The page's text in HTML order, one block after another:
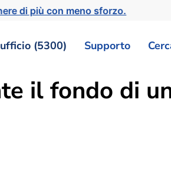
di più con meno sforzo.
(5300) Supporto
il fondo di